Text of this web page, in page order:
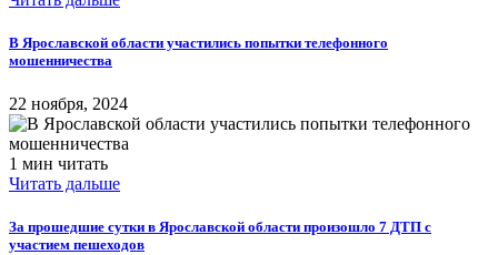
В Ярославской области участились попытки телефонного
мошенничества
22 ноября, 2024
1 мин читать
Читать дальше
За прошедшие сутки в Ярославской области произошло 7 ДТП с
участием пешеходов